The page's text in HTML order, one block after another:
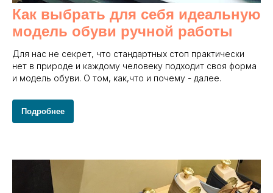
Как выбрать для себя идеальную
модель обуви ручной работы
Для нас не секрет, что стандартных стоп практически
нет в природе и каждому человеку подходит своя форма
и модель обуви. О том, как,что и почему - далее.
Подробнее